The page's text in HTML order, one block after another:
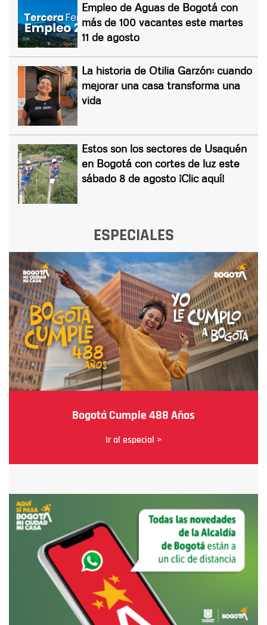
Empleo de Aguas de Bogotá con
más de 100 vacantes este martes
11 de agosto
La historia de Otilia Garzón: cuando
mejorar una casa transforma una
vida
Estos son los sectores de Usaquén
en Bogotá con cortes de luz este
sábado 8 de agosto ¡Clic aquí!
ESPECIALES
Bogotá Cumple 488 Años
Ir al especial >